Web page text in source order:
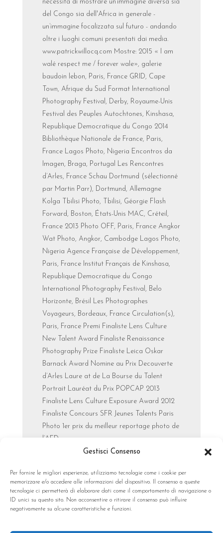
Gestisci Consenso
Per fornire le migliori esperienze, utilizziamo tecnologie come i cookie per
memorizzare e/o accedere alle informazioni del dispositivo. Il consenso a queste
tecnologie ci permetterà di elaborare dati come il comportamento di navigazione o
ID unici su questo sito. Non acconsentire o ritirare il consenso può influire
negativamente su alcune caratteristiche e funzioni.
necessità di mostrare un’immagine diversa sia
del Congo sia dell'Africa in generale -
un’immagine focalizzata sul futuro - andando
oltre i luoghi comuni presentati dai media.
www.patrickwillocq.com Mostre: 2015 « I am
walé respect me / forever wale», galerie
baudoin lebon, Paris, France GRID, Cape
Town, Afrique du Sud Format International
Photography Festival, Derby, Royaume-Unis
Festival des Peuples Autochtones, Kinshasa,
Republique Democratique du Congo 2014
Bibliothèque Nationale de France, Paris,
France Lagos Photo, Nigeria Encontros da
Imagen, Braga, Portugal Les Rencontres
d’Arles, France Schau Dortmund (sélectionné
par Martin Parr), Dortmund, Allemagne
Kolga Tbilisi Photo, Tbilisi, Géorgie Flash
Forward, Boston, États-Unis MAC, Créteil,
France 2013 Photo OFF, Paris, France Angkor
Wat Photo, Angkor, Cambodge Lagos Photo,
Nigeria Agence Française de Développement,
Paris, France Institut Français de Kinshasa,
Republique Democratique du Congo
International Photography Festival, Belo
Horizonte, Brésil Les Photographes
Voyageurs, Bordeaux, France Circulation(s),
Paris, France Premi Finaliste Lens Culture
New Talent Award Finaliste Renaissance
Photography Prize Finaliste Leica Oskar
Barnack Award Nomine au Prix Decouverte
d’Arles Laure at de La Bourse du Talent
Portrait Lauréat du Prix POPCAP 2013
Finaliste Lens Culture Exposure Award 2012
Finaliste Concours SFR Jeunes Talents Paris
Photo 1er prix du meilleur reportage photo de
l’AFD